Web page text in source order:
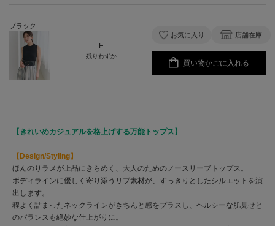
ブラック
F
残りわずか
お気に入り 店舗在庫
買い物かごに入れる
【きれいめカジュアルを格上げする万能トップス】
【Design/Styling】
ほんのりラメが上品にきらめく、大人のためのノースリーブトップス。
ボディラインに優しく寄り添うリブ素材が、すっきりとしたシルエットを演
出します。
程よく詰まったネックラインがきちんと感をプラスし、ヘルシーな肌見せと
のバランスも絶妙な仕上がりに。